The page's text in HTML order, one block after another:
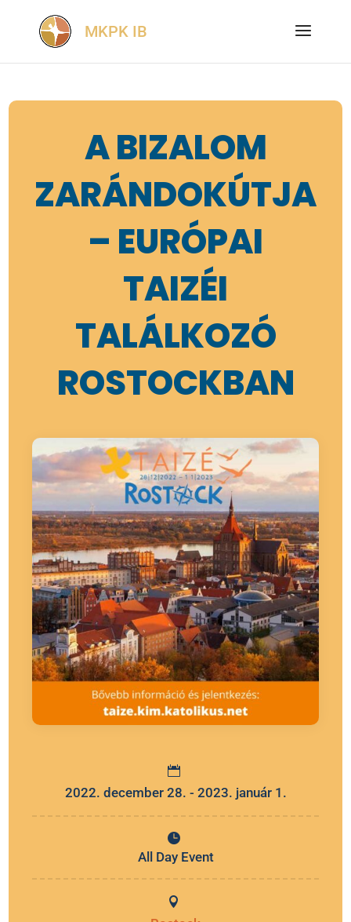
A BIZALOM
ZARÁNDOKÚTJA
– EURÓPAI
TAIZÉI
TALÁLKOZÓ
ROSTOCKBAN
2022. december 28. - 2023. január 1.
All Day Event